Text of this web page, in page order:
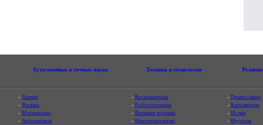
Естественные и точные науки Техника и технологии Религии
- Химия
- Физика
- Математика
- Астрономия
- Космонавтика
- Робототехника
- Военная техника
- Нанотехнологии
-Православие
-Католицизм
-Ислам
-Иудаизм